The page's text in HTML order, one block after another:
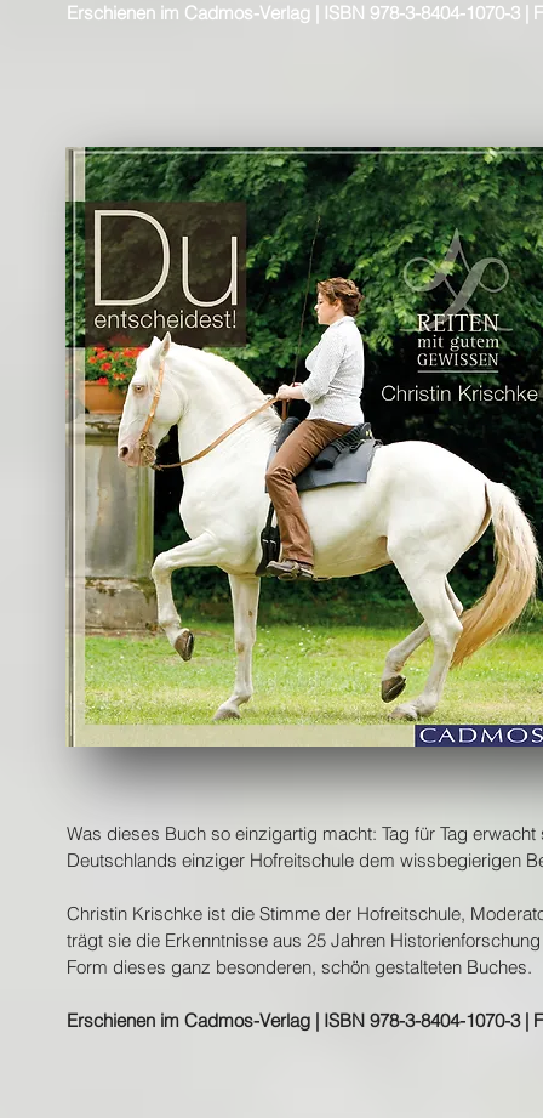
Erschienen im Cadmos-Verlag | ISBN 978-3-8404-1070-3 |
Was dieses Buch so einzigartig macht: Tag für Tag
Deutschlands einziger Hofreitschule dem wissbegierigen
Christin Krischke ist die Stimme der Hofreitschule,
trägt sie die Erkenntnisse aus 25 Jahren
Form dieses ganz besonderen, schön gestalteten Buches.
Erschienen im Cadmos-Verlag | ISBN 978-3-8404-1070-3 |